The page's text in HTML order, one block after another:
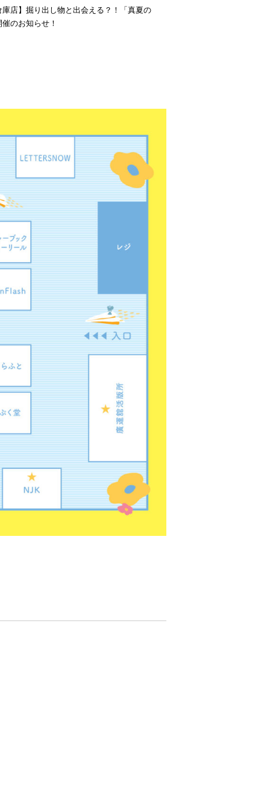
庫店】掘り出し物と出会える？！「真夏の
のお知らせ！